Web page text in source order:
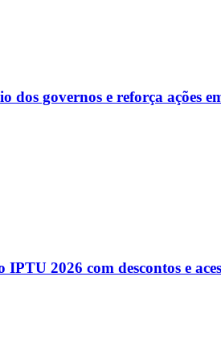
dos governos e reforça
2026 com descontos e